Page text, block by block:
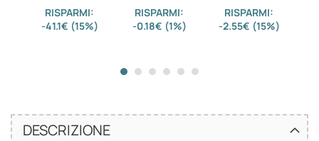
RISPARMI:
-41.1€ (15%)
RISPARMI:
-0.18€ (1%)
RISPARMI:
-2.55€ (15%)
DESCRIZIONE